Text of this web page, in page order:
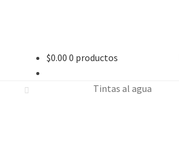
$0.00 0 productos
Tintas al agua